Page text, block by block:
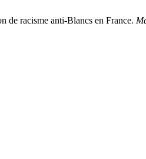
racisme anti-Blancs en France.